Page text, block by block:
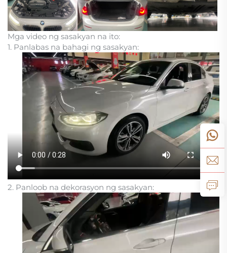
Mga video ng sasakyan na ito:
1. Panlabas na bahagi ng sasakyan:
2. Panloob na dekorasyon ng sasakyan: